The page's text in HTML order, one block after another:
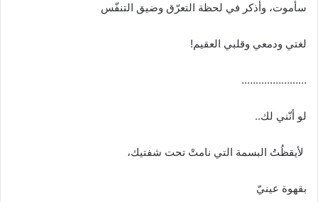
سأموت، وأذكر في لحظة التعرّق وضيق التنفّس
لغتي ودمعي وقلبي العقيم!
…………………..
لو أنّني لك..
لأيقظُتُ البسمة التي نامتْ تحت شفتيك،
بقهوة عينيّ